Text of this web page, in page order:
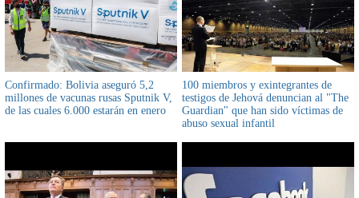
Confirmado: Bolivia aseguró 5,2
millones de vacunas rusas Sputnik V,
de las cuales 6.000 estarán en enero
100 miembros y exintegrantes de
testigos de Jehová denuncian al "The
Guardian" que han sido víctimas de
abuso sexual infantil